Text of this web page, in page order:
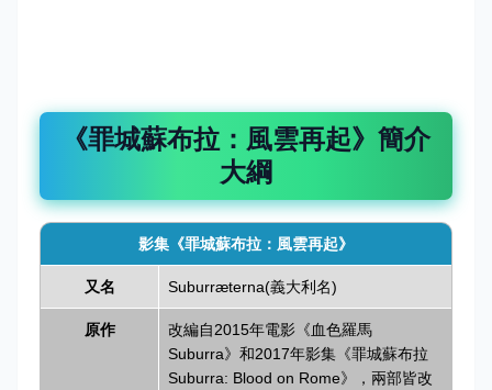
《罪城蘇布拉：風雲再起》簡介
大綱
影集《罪城蘇布拉：風雲再起》
又名 Suburræterna(義大利名)
原作
改編自2015年電影《血色羅馬
Suburra》和2017年影集《罪城蘇布拉
Suburra: Blood on Rome》，兩部皆改